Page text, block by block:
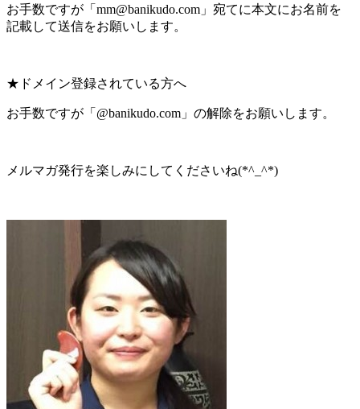
お手数ですが「mm@banikudo.com」宛てに本文にお名前を
記載して送信をお願いします。
★ドメイン登録されている方へ
お手数ですが「@banikudo.com」の解除をお願いします。
メルマガ発行を楽しみにしてくださいね(*^_^*)